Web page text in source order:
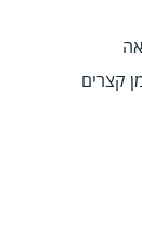
קצרים